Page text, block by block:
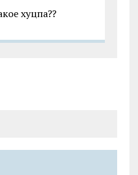
хуцпа??